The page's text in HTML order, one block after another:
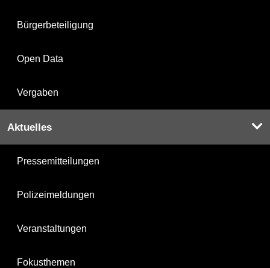
Bürgerbeteiligung
Open Data
Vergaben
Aktuelles
Pressemitteilungen
Polizeimeldungen
Veranstaltungen
Fokusthemen